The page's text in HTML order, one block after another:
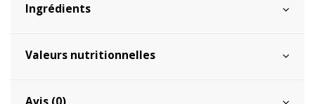
Ingrédients
Valeurs nutritionnelles